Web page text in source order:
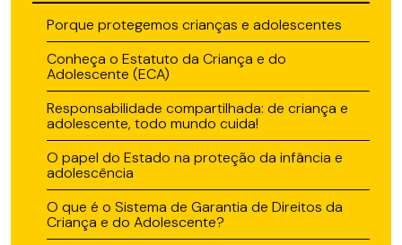
Porque protegemos crianças e adolescentes
Conheça o Estatuto da Criança e do
Adolescente (ECA)
Responsabilidade compartilhada: de criança e
adolescente, todo mundo cuida!
O papel do Estado na proteção da infância e
adolescência
O que é o Sistema de Garantia de Direitos da
Criança e do Adolescente?